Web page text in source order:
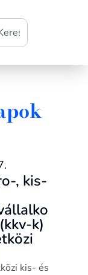
, kis-
k)
kis- és